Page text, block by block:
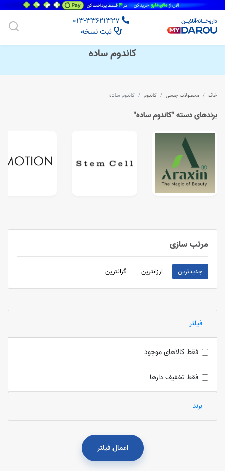
ثبت نسخه
کاندوم ساده
خانه محصولات جنسی کاندوم کاندوم ساده
برندهای دسته "کاندوم ساده"
مرتب سازی
جدیدترین ارزانترین گرانترین
فیلتر
فقط کالاهای موجود
فقط تخفیف دارها
برند
اعمال فیلتر